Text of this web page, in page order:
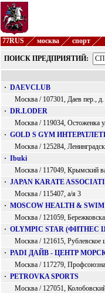
77RUS москва спорт
ПОИСК ПРЕДПРИЯТИЙ:
· DAEVCLUB
Москва / 107301, Даев пер., д.
· DR.LODER
Москва / 119034, Остоженка
· GOLD S GYM
Москва / 125284,
· Ibuki
Москва / 117049, Крымский
· JAPAN KARATE
Москва / 115407, а/я 3
· MOSCOW HEALTH &
Москва / 121059,
· OLYMPIC STAR (ФИТНЕС
Москва / 121615, Рублевское
· PADI ДАЙВ - ЦЕНТР
Москва / 117279,
· PETROVKA SPORTS
Москва / 127051,